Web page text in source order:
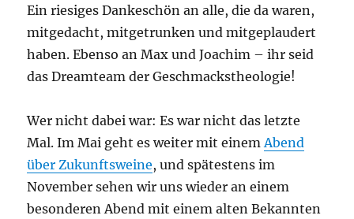
Ein riesiges Dankeschön an alle, die da waren,
mitgedacht, mitgetrunken und mitgeplaudert
haben. Ebenso an Max und Joachim – ihr seid
das Dreamteam der Geschmackstheologie!
Wer nicht dabei war: Es war nicht das letzte
Mal. Im Mai geht es weiter mit einemAbend
über Zukunftsweine, und spätestens im
November sehen wir uns wieder an einem
besonderen Abend mit einem alten Bekannten